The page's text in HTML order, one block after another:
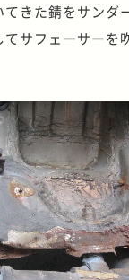
きた錆をサンダ
サフェーサーを